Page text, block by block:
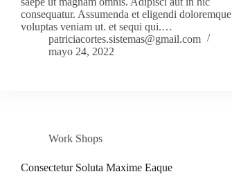
consequatur. Assumenda et eligendi doloremque
voluptas veniam ut. et sequi qui.…
patriciacortes.sistemas@gmail.com
mayo 24, 2022
Work Shops
Consectetur Soluta Maxime Eaque